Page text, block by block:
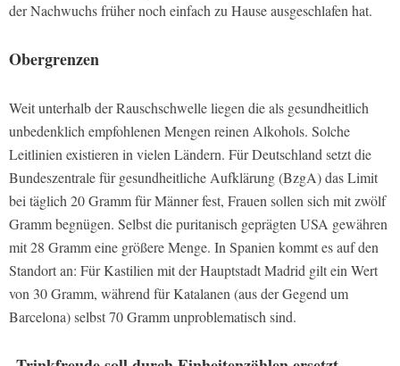
der Nachwuchs früher noch einfach zu Hause ausgeschlafen hat.
Obergrenzen
Weit unterhalb der Rauschschwelle liegen die als gesundheitlich
unbedenklich empfohlenen Mengen reinen Alkohols. Solche
Leitlinien existieren in vielen Ländern. Für Deutschland setzt die
Bundeszentrale für gesundheitliche Aufklärung (BzgA) das Limit
bei täglich 20 Gramm für Männer fest, Frauen sollen sich mit zwölf
Gramm begnügen. Selbst die puritanisch geprägten USA gewähren
mit 28 Gramm eine größere Menge. In Spanien kommt es auf den
Standort an: Für Kastilien mit der Hauptstadt Madrid gilt ein Wert
von 30 Gramm, während für Katalanen (aus der Gegend um
Barcelona) selbst 70 Gramm unproblematisch sind.